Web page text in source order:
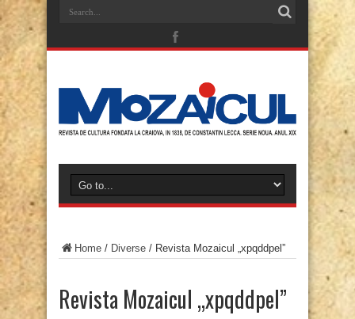
Home / Diverse / Revista Mozaicul „xpqddpel”
Revista Mozaicul „xpqddpel”